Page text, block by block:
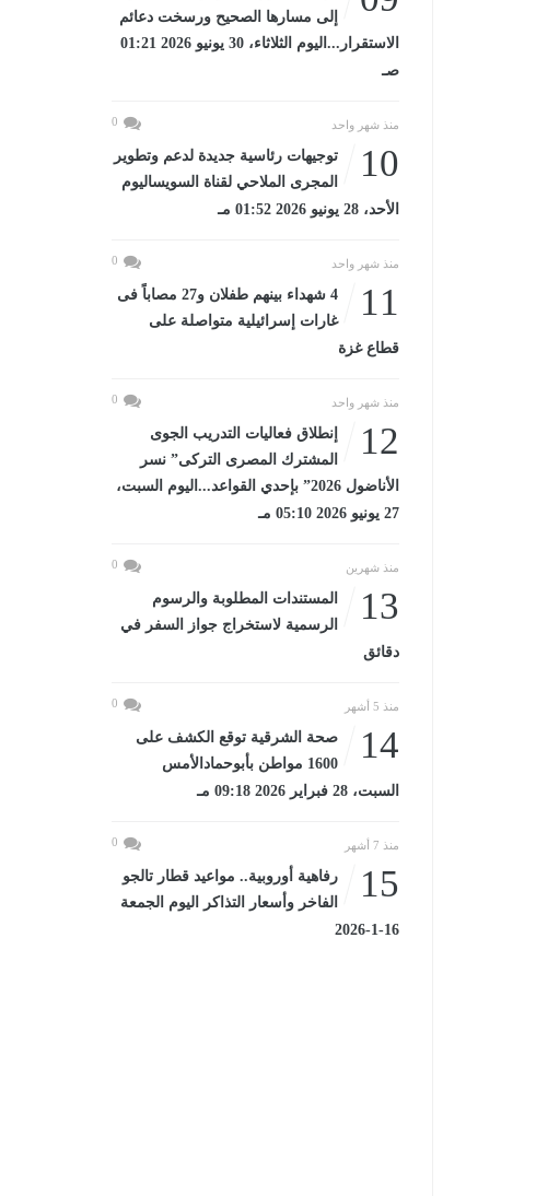
إلى مسارها الصحيح ورسخت دعائم
الاستقرار...اليوم الثلاثاء، 30 يونيو 2026 01:21
صـ
منذ شهر واحد 0
10
توجيهات رئاسية جديدة لدعم وتطوير
المجرى الملاحي لقناة السويساليوم
الأحد، 28 يونيو 2026 01:52 مـ
منذ شهر واحد 0
11
4 شهداء بينهم طفلان و27 مصاباً فى
غارات إسرائيلية متواصلة على
قطاع غزة
منذ شهر واحد 0
12
إنطلاق فعاليات التدريب الجوى
المشترك المصرى التركى” نسر
الأناضول 2026” بإحدي القواعد...اليوم السبت،
27 يونيو 2026 05:10 مـ
منذ شهرين 0
13
المستندات المطلوبة والرسوم
الرسمية لاستخراج جواز السفر في
دقائق
منذ 5 أشهر 0
14
صحة الشرقية توقع الكشف على
1600 مواطن بأبوحمادالأمس
السبت، 28 فبراير 2026 09:18 مـ
منذ 7 أشهر 0
15
رفاهية أوروبية.. مواعيد قطار تالجو
الفاخر وأسعار التذاكر اليوم الجمعة
16-1-2026